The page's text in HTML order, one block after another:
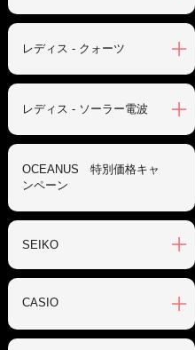
レディス - クォーツ
レディス - ソーラー電波
OCEANUS 特別価格キャ
ンペーン
SEIKO
CASIO